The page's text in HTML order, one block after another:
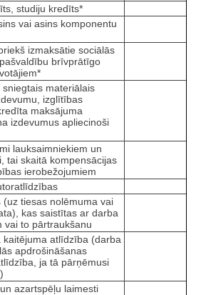
studiju kredīts*
vai asins komponentu
izmaksātie sociālās
brīvprātīgo
materiālais
izglītības
maksājuma
izdevumus apliecinoši
lauksaimniekiem un
tai skaitā kompensācijas
ierobežojumiem
tiesas nolēmuma vai
kas saistītas ar darba
vai to pārtraukšanu
atlīdzība (darba
apdrošināšanas
ja tā pārņēmusi
azartspēļu laimesti